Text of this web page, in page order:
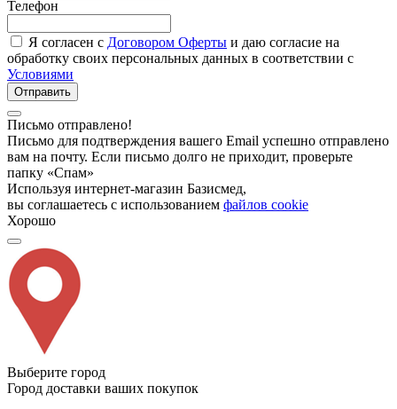
Телефон
Я согласен с Договором Оферты и даю согласие на
обработку своих персональных данных в соответствии с
Условиями
Отправить
Письмо отправлено!
Письмо для подтверждения вашего Email успешно отправлено
вам на почту. Если письмо долго не приходит, проверьте
папку «Спам»
Используя интернет-магазин Базисмед,
вы соглашаетесь с использованием файлов cookie
Хорошо
Выберите город
Город доставки ваших покупок